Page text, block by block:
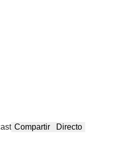
Compartir Directo